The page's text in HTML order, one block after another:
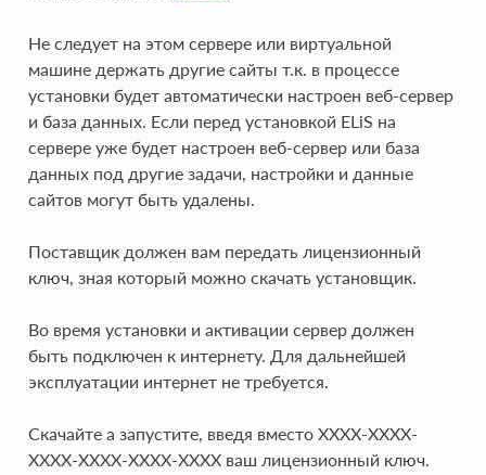
Не следует на этом сервере или виртуальной
машине держать другие сайты т.к. в процессе
установки будет автоматически настроен веб-сервер
и база данных. Если перед установкой ELiS на
сервере уже будет настроен веб-сервер или база
данных под другие задачи, настройки и данные
сайтов могут быть удалены.
Поставщик должен вам передать лицензионный
ключ, зная который можно скачать установщик.
Во время установки и активации сервер должен
быть подключен к интернету. Для дальнейшей
эксплуатации интернет не требуется.
Скачайте а запустите, введя вместо XXXX-XXXX-
XXXX-XXXX-XXXX-XXXX ваш лицензионный ключ.